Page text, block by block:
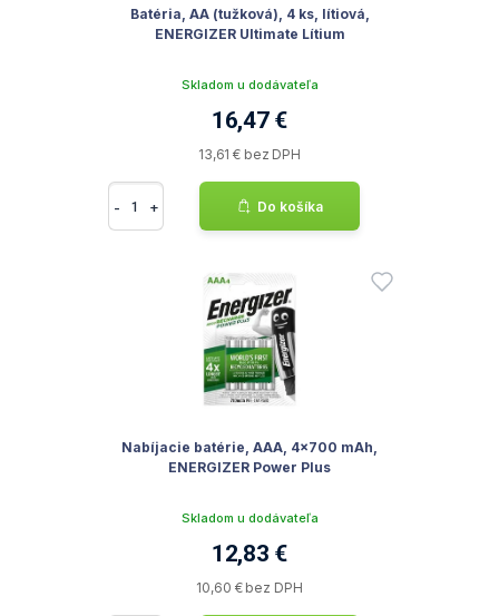
Batéria, AA (tužková), 4 ks, lítiová,
ENERGIZER Ultimate Lítium
Skladom u dodávateľa
16,47 €
13,61 € bez DPH
- + Do košíka
Nabíjacie batérie, AAA, 4x700 mAh,
ENERGIZER Power Plus
Skladom u dodávateľa
12,83 €
10,60 € bez DPH